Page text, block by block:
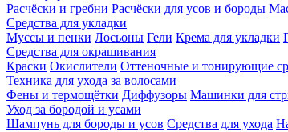
Расчёски и гребни Расчёски для усов и бороды
Средства для укладки
Муссы и пенки Лосьоны Гели Крема для укладки
Средства для окрашивания
Краски Окислители Оттеночные и тонирующие
Техника для ухода за волосами
Фены и термощётки Диффузоры Машинки для
Уход за бородой и усами
Шампунь для бороды и усов Средства для ухода